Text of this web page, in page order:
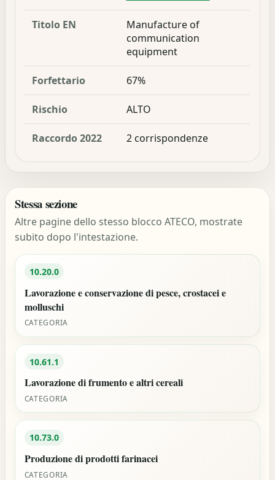
Titolo EN
Manufacture of
communication
equipment
Forfettario 67%
Rischio ALTO
Raccordo 2022 2 corrispondenze
Stessa sezione
Altre pagine dello stesso blocco ATECO, mostrate
subito dopo l'intestazione.
10.20.0
Lavorazione e conservazione di pesce, crostacei e
molluschi
CATEGORIA
10.61.1
Lavorazione di frumento e altri cereali
CATEGORIA
10.73.0
Produzione di prodotti farinacei
CATEGORIA